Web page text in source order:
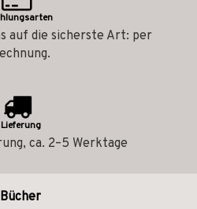
auf die sicherste Art: per
Lieferung
ca. 2–5 Werktage
Bücher